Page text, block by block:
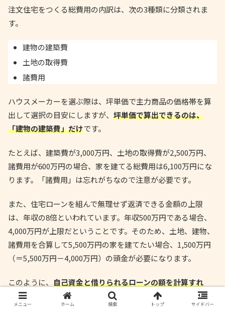
注文住宅をつくる総費用の内訳は、次の3種類に分類されま
す。
建物の建築費
土地の取得費
諸費用
ハウスメーカーを選ぶ際は、坪単価で主力商品の価格帯を算
出して選択の目安にしますが、 坪単価で算出できるのは、
「建物の建築費」だけです。
たとえば、建築費が3,000万円、土地の取得費が2,500万円、
諸費用が600万円の場合、家を建てる総費用は6,100万円にな
ります。「諸費用」は忘れがちなので注意が必要です。
また、住宅ローンを組んで無理せず返済できる金額の上限
は、年収の8倍といわれています。年収500万円である場合、
4,000万円が上限だということです。そのため、土地、建物、
諸費用を合算して5,500万円の家を建てたい場合、1,500万円
（＝5,500万円－4,000万円）の頭金が必要になります。
このように、 自己資金と借りられるローンの額を計算すれ
ば、施主が購入できる価格帯の住宅を販売しているハウスメ
ーカーをピックアップしやすいでしょう。
メニュー ホーム 検索 トップ サイドバー